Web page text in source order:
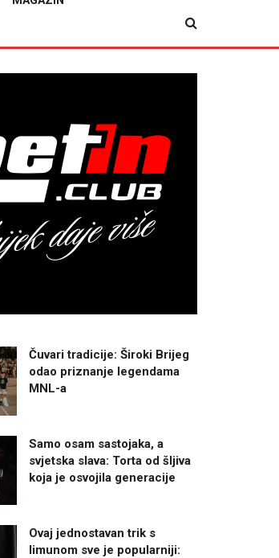
Čuvari tradicije: Široki Brijeg
odao priznanje legendama
MNL-a
Samo osam sastojaka, a
svjetska slava: Torta od šljiva
koja je osvojila generacije
Ovaj jednostavan trik s
limunom sve je popularniji: